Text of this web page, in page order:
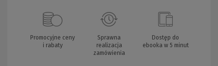
Promocyjne ceny
i rabaty
Sprawna
realizacja
zamówienia
Dostęp do
ebooka w 5 minut